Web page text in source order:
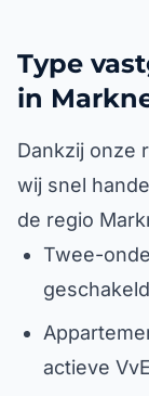
Type
in
Dankzij onze
wij snel
de regio
Twee-
actieve